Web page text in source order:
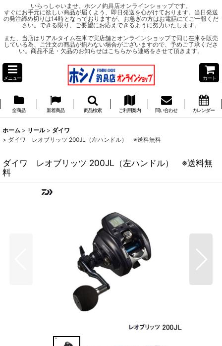
いらっしゃいませ。ホシノ釣具店オンラインショップです。
すぐにお手元に欲しい商品が届くよう、即日発送を心がけております。当日発送
の発注締め切りは14時となっておりますが、お急ぎの方はお電話にてご一報くだ
さい。できる限り、ご要望にお応えできるように努力いたします。
また、当店はリアルタイム在庫で実店舗とオンラインショップで同じ在庫を販売
している為、ご注文の商品が揃わない場合がございますので、予めご了承くださ
い。商品不足・欠品のお知らせはこちらから連絡をさせて頂きます。
メニュー カート
全商品 新着商品 商品検索 ご利用案内 問い合わせ カレンダー
ホーム > リール > ダイワ
> ダイワ レオブリッツ 200JL（左ハンドル） ※送料無料
ダイワ レオブリッツ 200JL（左ハンドル） ※送料無
料